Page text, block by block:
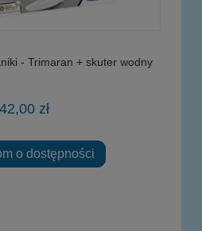
- Trimaran + skuter wodny
42,00 zł
o dostępności